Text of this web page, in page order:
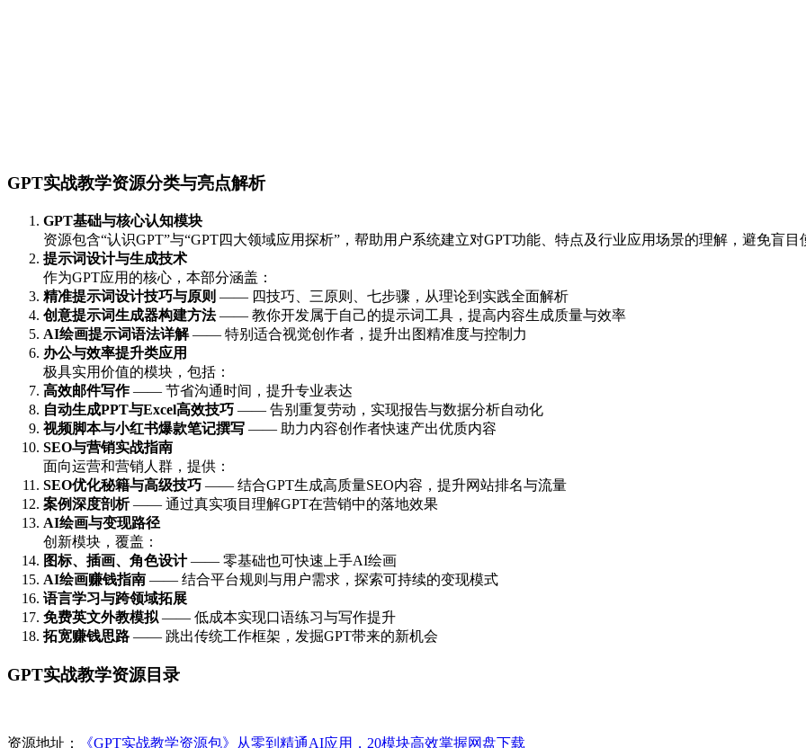
GPT实战教学资源分类与亮点解析
GPT基础与核心认知模块
资源包含“认识GPT”与“GPT四大领域应用探析”，帮助用户系统建立对GPT功能、特点及行业应用场景的理解，避免盲
提示词设计与生成技术
作为GPT应用的核心，本部分涵盖：
精准提示词设计技巧与原则 —— 四技巧、三原则、七步骤，从理论到实践全面解析
创意提示词生成器构建方法—— 教你开发属于自己的提示词工具，提高内容生成质量与效率
AI绘画提示词语法详解—— 特别适合视觉创作者，提升出图精准度与控制力
办公与效率提升类应用
极具实用价值的模块，包括：
高效邮件写作—— 节省沟通时间，提升专业表达
自动生成PPT与Excel高效技巧 —— 告别重复劳动，实现报告与数据分析自动化
视频脚本与小红书爆款笔记撰写 —— 助力内容创作者快速产出优质内容
SEO与营销实战指南
面向运营和营销人群，提供：
SEO优化秘籍与高级技巧 —— 结合GPT生成高质量SEO内容，提升网站排名与流量
案例深度剖析—— 通过真实项目理解GPT在营销中的落地效果
AI绘画与变现路径
创新模块，覆盖：
图标、插画、角色设计—— 零基础也可快速上手AI绘画
AI绘画赚钱指南 —— 结合平台规则与用户需求，探索可持续的变现模式
语言学习与跨领域拓展
免费英文外教模拟 —— 低成本实现口语练习与写作提升
拓宽赚钱思路 —— 跳出传统工作框架，发掘GPT带来的新机会
GPT实战教学资源目录
资源地址： 《GPT实战教学资源包》从零到精通AI应用，20模块高效掌握网盘下载